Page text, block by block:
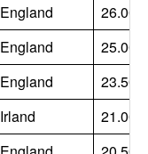
England
26.000
England
25.000
England
23.500
Irland
21.000